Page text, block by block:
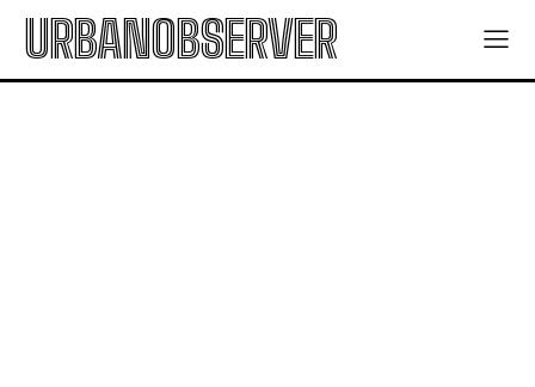
URBANOBSERVER